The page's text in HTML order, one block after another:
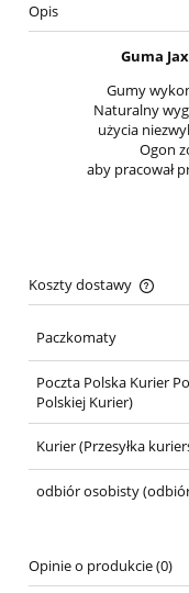
Opis
Guma
Gumy
Naturalny
użycia
Ogon
aby pracował
Koszty dostawy
Cena nie zawiera
Paczkomaty
Poczta Polska Kurier
Polskiej Kurier)
Kurier(Przesyłka
odbiór osobisty
Opinie o produkcie (0)